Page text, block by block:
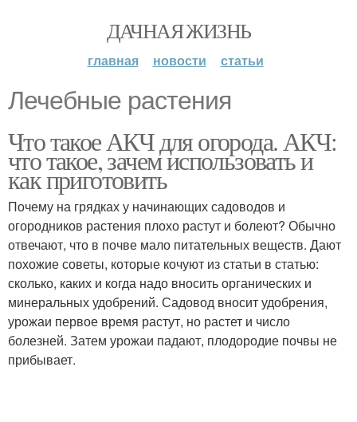
ДАЧНАЯ ЖИЗНЬ
главная новости статьи
Лечебные растения
Что такое АКЧ для огорода. АКЧ:
что такое, зачем использовать и
как приготовить
Почему на грядках у начинающих садоводов и
огородников растения плохо растут и болеют? Обычно
отвечают, что в почве мало питательных веществ. Дают
похожие советы, которые кочуют из статьи в статью:
сколько, каких и когда надо вносить органических и
минеральных удобрений. Садовод вносит удобрения,
урожаи первое время растут, но растет и число
болезней. Затем урожаи падают, плодородие почвы не
прибывает.